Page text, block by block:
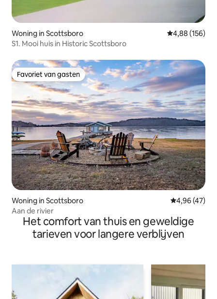
Woning in Scottsboro Gemiddelde
4,88 (156)
S1. Mooi huis in Historic Scottsboro
Favoriet van gasten
Favoriet van gasten
Woning in Scottsboro Gemiddelde
4,96 (47)
Aan de rivier
Het comfort van thuis en geweldige
tarieven voor langere verblijven